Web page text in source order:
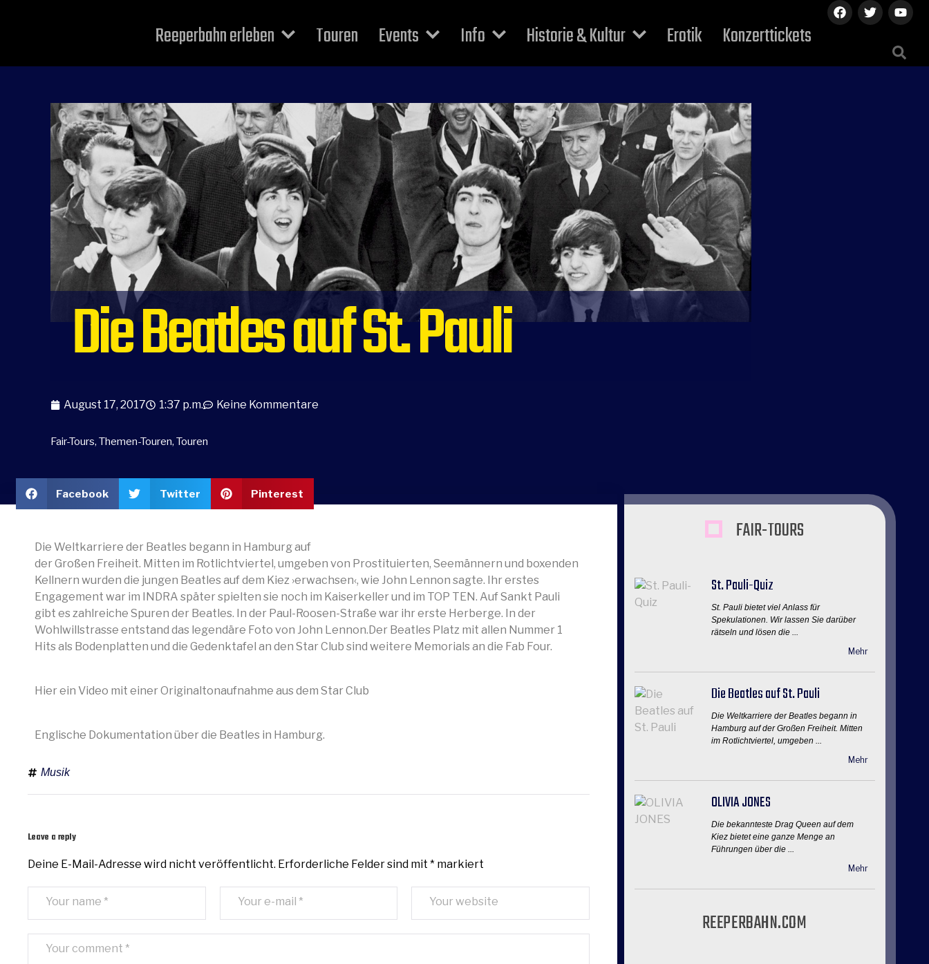
Reeperbahn erleben Touren Events Info Historie & Kultur Erotik Konzerttickets
Die Beatles auf St. Pauli
August 17, 2017 1:37 p.m. Keine Kommentare
Fair-Tours, Themen-Touren, Touren
Facebook Twitter Pinterest
Die Weltkarriere der Beatles begann in Hamburg auf
der Großen Freiheit. Mitten im Rotlichtviertel, umgeben von Prostituierten, Seemännern und boxenden
Kellnern wurden die jungen Beatles auf dem Kiez ›erwachsen‹, wie John Lennon sagte. Ihr erstes
Engagement war im INDRA später spielten sie noch im Kaiserkeller und im TOP TEN. Auf Sankt Pauli
gibt es zahlreiche Spuren der Beatles. In der Paul-Roosen-Straße war ihr erste Herberge. In der
Wohlwillstrasse entstand das legendäre Foto von John Lennon.Der Beatles Platz mit allen Nummer 1
Hits als Bodenplatten und die Gedenktafel an den Star Club sind weitere Memorials an die Fab Four.
Hier ein Video mit einer Originaltonaufnahme aus dem Star Club
Englische Dokumentation über die Beatles in Hamburg.
Musik
Leave a reply
Deine E-Mail-Adresse wird nicht veröffentlicht. Erforderliche Felder sind mit * markiert
FAIR-TOURS
St. Pauli-Quiz
St. Pauli bietet viel Anlass für
Spekulationen. Wir lassen Sie darüber
rätseln und lösen die ...
Mehr
Die Beatles auf St. Pauli
Die Weltkarriere der Beatles begann in
Hamburg auf der Großen Freiheit. Mitten
im Rotlichtviertel, umgeben ...
Mehr
OLIVIA JONES
Die bekannteste Drag Queen auf dem
Kiez bietet eine ganze Menge an
Führungen über die ...
Mehr
REEPERBAHN.COM